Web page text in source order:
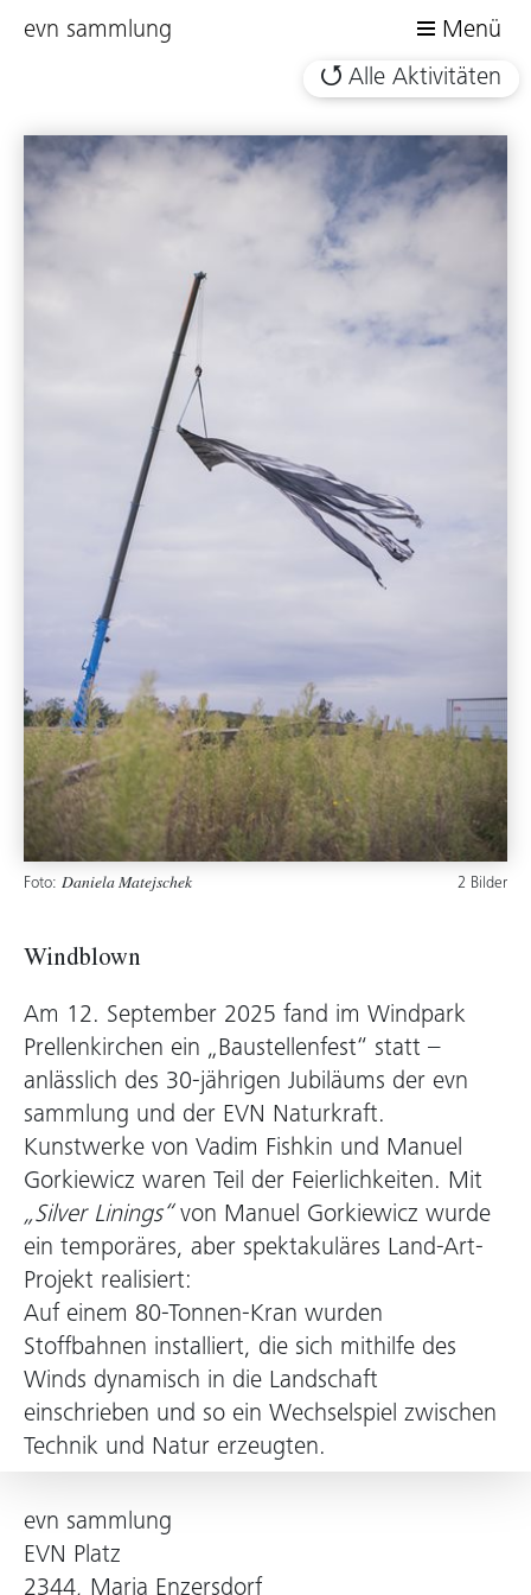
evn sammlung
Menü
Alle Aktivitäten
Foto: Daniela Matejschek 2 Bilder
Windblown
Am 12. September 2025 fand im Windpark
Prellenkirchen ein „Baustellenfest“ statt –
anlässlich des 30-jährigen Jubiläums der evn
sammlung und der EVN Naturkraft.
Kunstwerke von Vadim Fishkin und Manuel
Gorkiewicz waren Teil der Feierlichkeiten. Mit
„Silver Linings“von Manuel Gorkiewicz wurde
ein temporäres, aber spektakuläres Land-Art-
Projekt realisiert:
Auf einem 80-Tonnen-Kran wurden
Stoffbahnen installiert, die sich mithilfe des
Winds dynamisch in die Landschaft
einschrieben und so ein Wechselspiel zwischen
Technik und Natur erzeugten.
evn sammlung
EVN Platz
2344, Maria Enzersdorf